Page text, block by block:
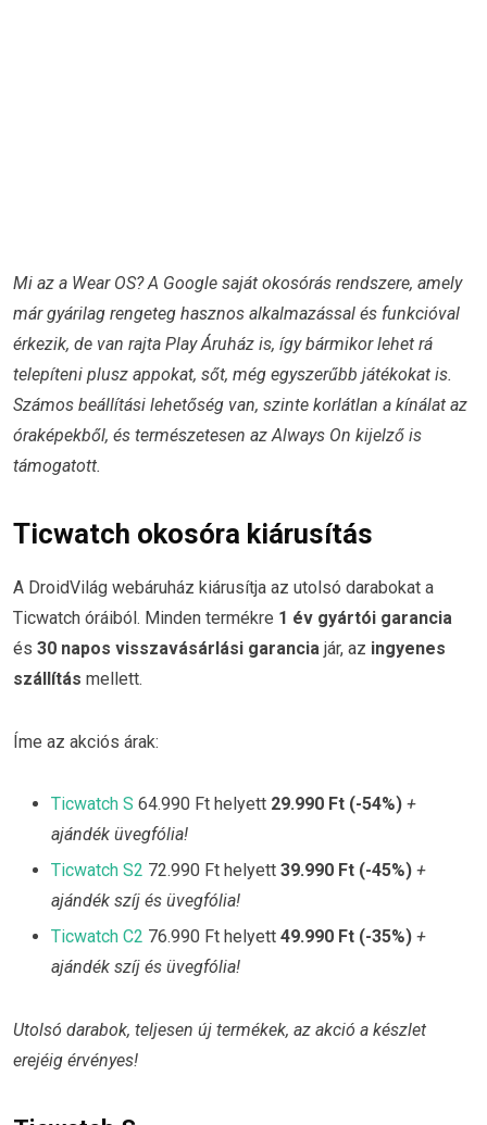
Mi az a Wear OS? A Google saját okosórás rendszere, amely
már gyárilag rengeteg hasznos alkalmazással és funkcióval
érkezik, de van rajta Play Áruház is, így bármikor lehet rá
telepíteni plusz appokat, sőt, még egyszerűbb játékokat is.
Számos beállítási lehetőség van, szinte korlátlan a kínálat az
óraképekből, és természetesen az Always On kijelző is
támogatott.
Ticwatch okosóra kiárusítás
A DroidVilág webáruház kiárusítja az utolsó darabokat a
Ticwatch óráiból. Minden termékre 1 év gyártói garancia
és 30 napos visszavásárlási garancia jár, az ingyenes
szállítás mellett.
Íme az akciós árak:
Ticwatch S 64.990 Ft helyett 29.990 Ft (-54%) +
ajándék üvegfólia!
Ticwatch S2 72.990 Ft helyett 39.990 Ft (-45%) +
ajándék szíj és üvegfólia!
Ticwatch C2 76.990 Ft helyett 49.990 Ft (-35%) +
ajándék szíj és üvegfólia!
Utolsó darabok, teljesen új termékek, az akció a készlet
erejéig érvényes!